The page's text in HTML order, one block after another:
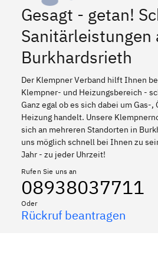
Gesagt - getan!
Sanitärleistungen
Burkhardsrieth
Der Klempner Verband hilft Ihnen
Klempner- und Heizungsbereich -
Ganz egal ob es sich dabei um Gas-
Heizung handelt. Unsere
sich an mehreren Standorten in
uns möglich schnell bei Ihnen zu
Jahr - zu jeder Uhrzeit!
Rufen Sie uns an
08938037711
Oder
Rückruf beantragen